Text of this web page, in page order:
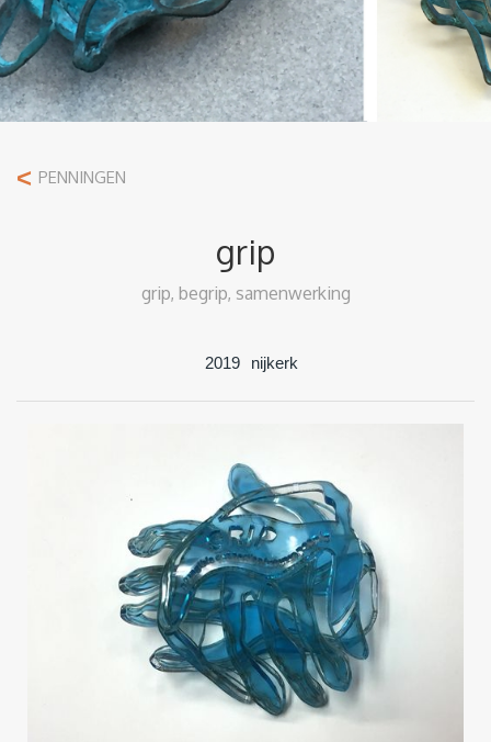
< PENNINGEN
grip
grip, begrip, samenwerking
2019 nijkerk